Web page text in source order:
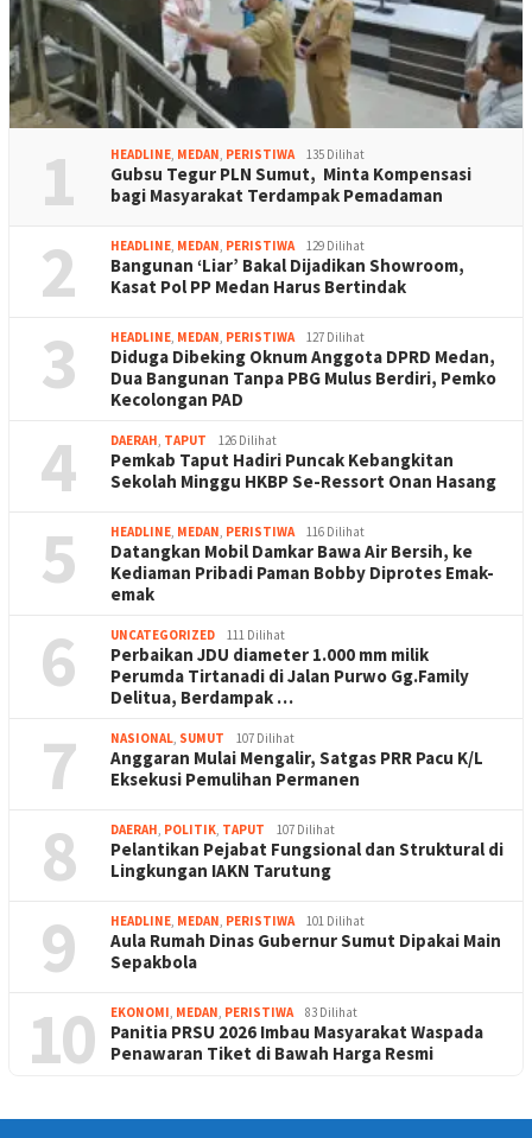
1 HEADLINE, MEDAN, PERISTIWA 135 Dilihat
Gubsu Tegur PLN Sumut, Minta Kompensasi
bagi Masyarakat Terdampak Pemadaman
2 HEADLINE, MEDAN, PERISTIWA 129 Dilihat
Bangunan ‘Liar’ Bakal Dijadikan Showroom,
Kasat Pol PP Medan Harus Bertindak
3 HEADLINE, MEDAN, PERISTIWA 127 Dilihat
Diduga Dibeking Oknum Anggota DPRD Medan,
Dua Bangunan Tanpa PBG Mulus Berdiri, Pemko
Kecolongan PAD
4 DAERAH, TAPUT 126 Dilihat
Pemkab Taput Hadiri Puncak Kebangkitan
Sekolah Minggu HKBP Se-Ressort Onan Hasang
5 HEADLINE, MEDAN, PERISTIWA 116 Dilihat
Datangkan Mobil Damkar Bawa Air Bersih, ke
Kediaman Pribadi Paman Bobby Diprotes Emak-
emak
6 UNCATEGORIZED 111 Dilihat
Perbaikan JDU diameter 1.000 mm milik
Perumda Tirtanadi di Jalan Purwo Gg.Family
Delitua, Berdampak …
7 NASIONAL, SUMUT 107 Dilihat
Anggaran Mulai Mengalir, Satgas PRR Pacu K/L
Eksekusi Pemulihan Permanen
8 DAERAH, POLITIK, TAPUT 107 Dilihat
Pelantikan Pejabat Fungsional dan Struktural di
Lingkungan IAKN Tarutung
9 HEADLINE, MEDAN, PERISTIWA 101 Dilihat
Aula Rumah Dinas Gubernur Sumut Dipakai Main
Sepakbola
10 EKONOMI, MEDAN, PERISTIWA 83 Dilihat
Panitia PRSU 2026 Imbau Masyarakat Waspada
Penawaran Tiket di Bawah Harga Resmi